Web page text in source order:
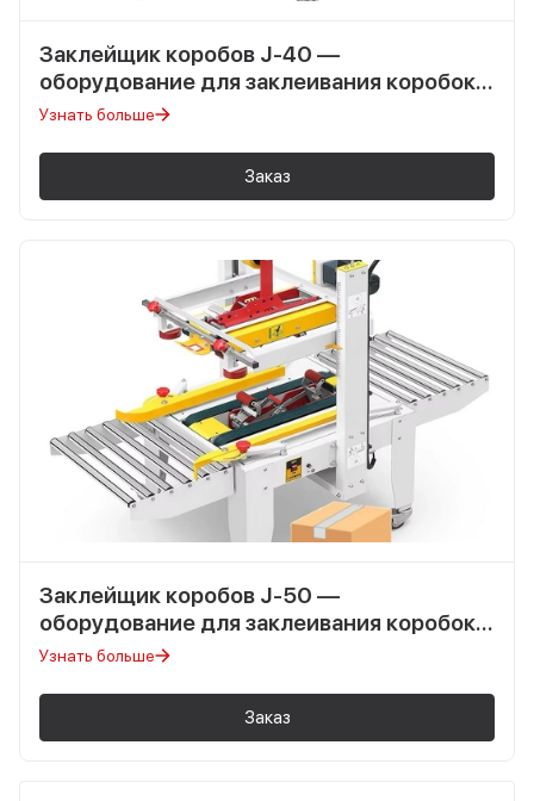
Заклейщик коробов J-40 —
оборудование для заклеивания коробок
скотчем
Узнать больше
Заказ
Заклейщик коробов J-50 —
оборудование для заклеивания коробок
скотчем
Узнать больше
Заказ